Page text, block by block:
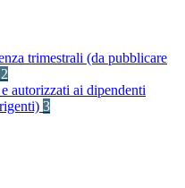
trimestrali (da pubblicare
autorizzati ai dipendenti
3